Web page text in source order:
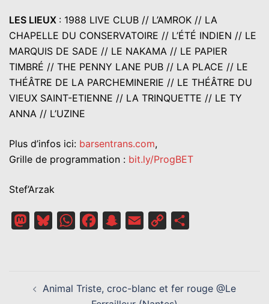
LES LIEUX : 1988 LIVE CLUB // L’AMROK // LA
CHAPELLE DU CONSERVATOIRE // L’ÉTÉ INDIEN // LE
MARQUIS DE SADE // LE NAKAMA // LE PAPIER
TIMBRÉ // THE PENNY LANE PUB // LA PLACE // LE
THÉÂTRE DE LA PARCHEMINERIE // LE THÉÂTRE DU
VIEUX SAINT-ETIENNE // LA TRINQUETTE // LE TY
ANNA // L’UZINE
Plus d’infos ici: barsentrans.com,
Grille de programmation : bit.ly/ProgBET
Stef’Arzak
MastodonBlueskyWhatsAppFacebookSnapchat
Email
Copy
D’ARTICLE
Animal Triste, croc-blanc et fer rouge @Le